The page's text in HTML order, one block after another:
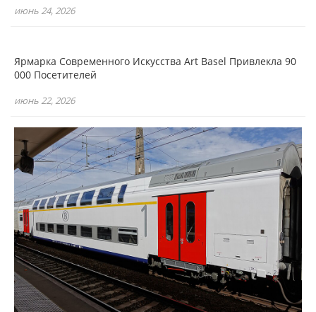
июнь 24, 2026
Ярмарка Современного Искусства Art Basel Привлекла 90
000 Посетителей
июнь 22, 2026